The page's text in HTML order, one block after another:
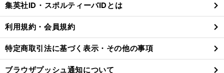
る
集英社ID・スポルティーバIDとは
利用規約・会員規約
特定商取引法に基づく表示・その他の事項
ブラウザプッシュ通知について